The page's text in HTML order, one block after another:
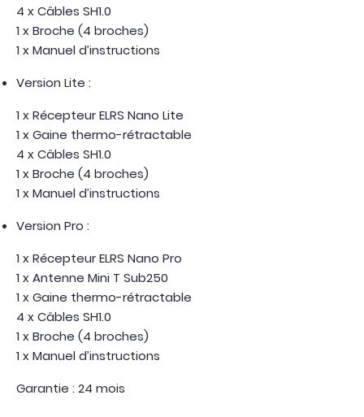
4 x Câbles SH1.0
1 x Broche (4 broches)
1 x Manuel d’instructions
Version Lite :
1 x Récepteur ELRS Nano Lite
1 x Gaine thermo-rétractable
4 x Câbles SH1.0
1 x Broche (4 broches)
1 x Manuel d’instructions
Version Pro :
1 x Récepteur ELRS Nano Pro
1 x Antenne Mini T Sub250
1 x Gaine thermo-rétractable
4 x Câbles SH1.0
1 x Broche (4 broches)
1 x Manuel d’instructions
Garantie : 24 mois